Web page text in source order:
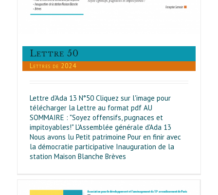
Lettre 50
Lettres de 2024
Lettre d'Ada 13 N°50 Cliquez sur l'image pour
télécharger la Lettre au format pdf AU
SOMMAIRE : "Soyez offensifs, pugnaces et
impitoyables!" L'Assemblée générale d'Ada 13
Nous avons lu Petit patrimoine Pour en finir avec
la démocratie participative Inauguration de la
station Maison Blanche Brèves